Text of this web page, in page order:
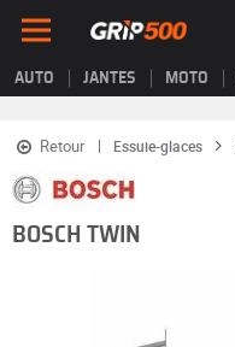
AUTO JANTES MOTO
Retour Essuie-glaces
BOSCH TWIN